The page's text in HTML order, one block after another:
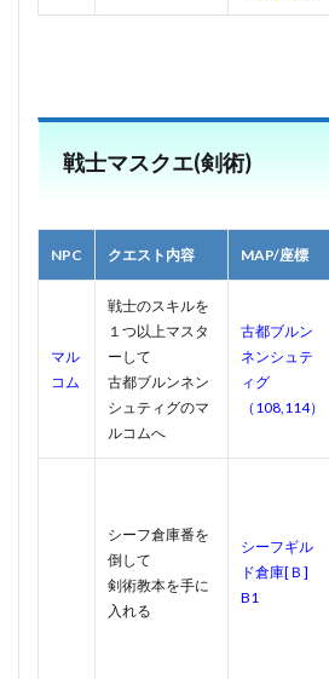
戦士マスクエ(剣術)
NPC クエスト内容 MAP/座標
マル
コム
戦士のスキルを
１つ以上マスタ
ーして
古都ブルンネン
シュティグのマ
ルコムへ
古都ブルン
ネンシュテ
ィグ
（108,114）
シーフ倉庫番を
倒して
剣術教本を手に
入れる
シーフギル
ド倉庫[Ｂ]
B1